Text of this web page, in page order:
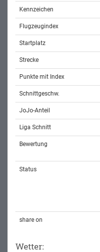
Kennzeichen
Flugzeugindex
Startplatz
Strecke
Punkte mit Index
Schnittgeschw.
JoJo-Anteil
Liga Schnitt
Bewertung
Status
share on
Wetter: